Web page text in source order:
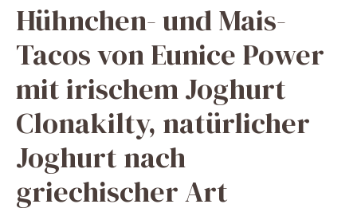
Hühnchen- und Mais-
Tacos von Eunice Power
mit irischem Joghurt
Clonakilty, natürlicher
Joghurt nach
griechischer Art